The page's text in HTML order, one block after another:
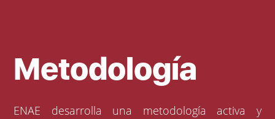
Metodología
ENAE desarrolla una metodología activa y